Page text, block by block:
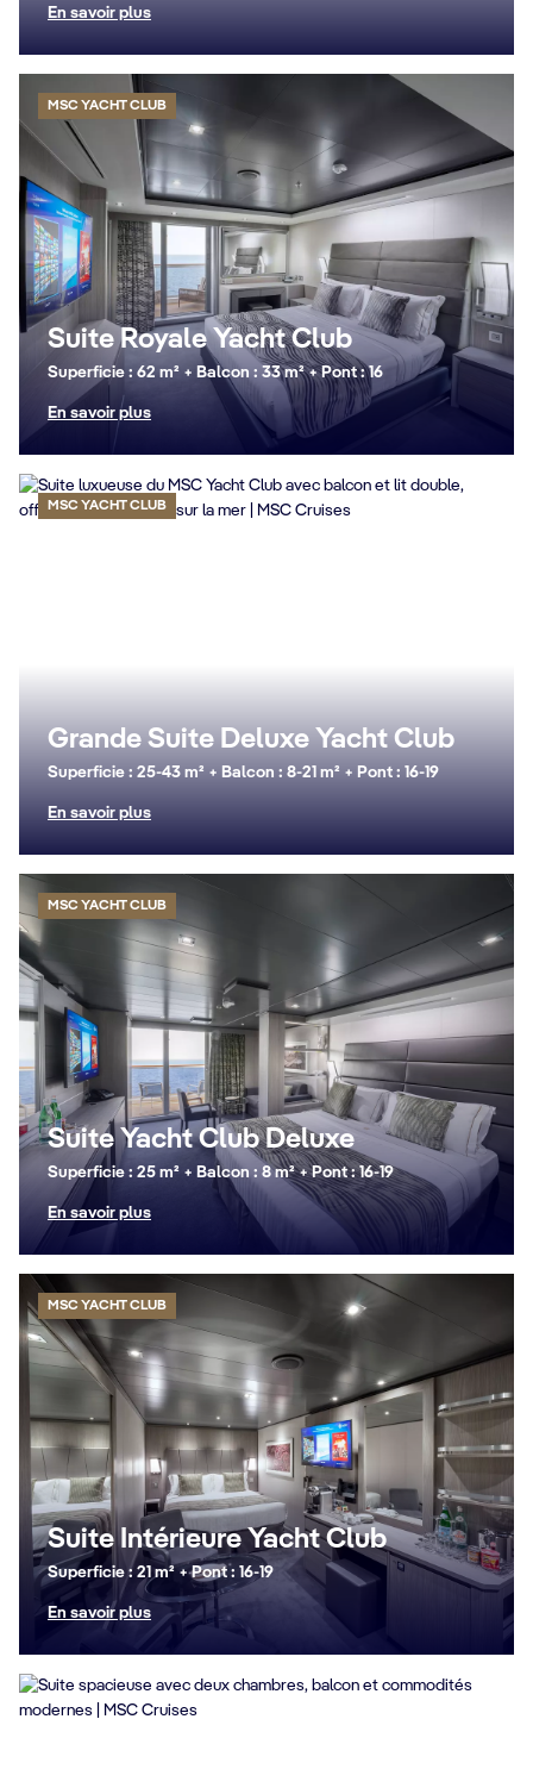
En savoir plus
MSC YACHT CLUB
Suite Royale Yacht Club
Superficie : 62 m² + Balcon : 33 m² + Pont : 16
En savoir plus
MSC YACHT CLUB
Grande Suite Deluxe Yacht Club
Superficie : 25-43 m² + Balcon : 8-21 m² + Pont : 16-19
En savoir plus
MSC YACHT CLUB
Suite Yacht Club Deluxe
Superficie : 25 m² + Balcon : 8 m² + Pont : 16-19
En savoir plus
MSC YACHT CLUB
Suite Intérieure Yacht Club
Superficie : 21 m² + Pont : 16-19
En savoir plus